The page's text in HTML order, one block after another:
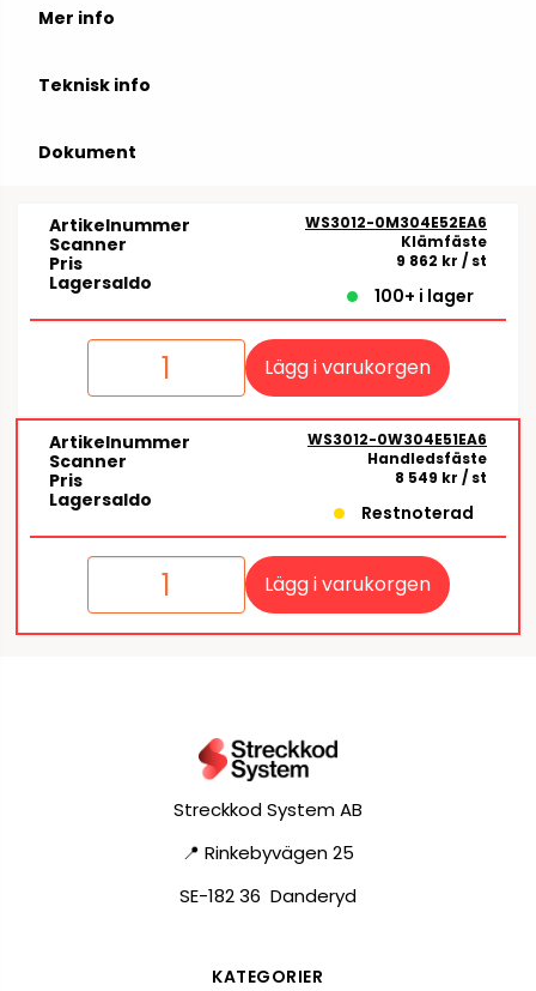
Mer info
Teknisk info
Dokument
Artikelnummer WS3012-0M304E52EA6
Scanner Klämfäste
Pris 9 862 kr / st
Lagersaldo
100+ i lager
Lägg i varukorgen
Artikelnummer WS3012-0W304E51EA6
Scanner Handledsfäste
Pris 8 549 kr / st
Lagersaldo
Restnoterad
Lägg i varukorgen
Streckkod System AB
📍 Rinkebyvägen 25
SE-182 36 Danderyd
KATEGORIER